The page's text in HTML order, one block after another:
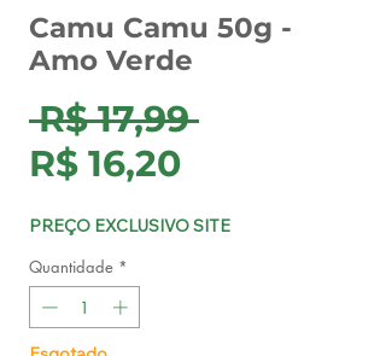
Camu Camu 50g -
Amo Verde
R$ 17,99 Preço
R$ 16,20Preço
PREÇO EXCLUSIVO SITE
Quantidade *